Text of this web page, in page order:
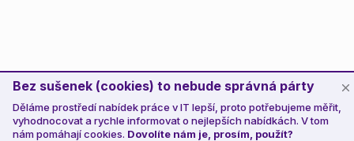
Bez sušenek (cookies) to nebude správná párty
Děláme prostředí nabídek práce v IT lepší, proto potřebujeme měřit,
vyhodnocovat a rychle informovat o nejlepších nabídkách. V tom
nám pomáhají cookies. Dovolíte nám je, prosím, použít?